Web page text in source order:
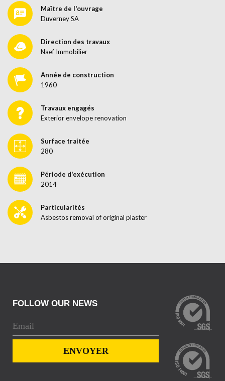
Maître de l'ouvrage
Duverney SA
Direction des travaux
Naef Immobilier
Année de construction
1960
Travaux engagés
Exterior envelope renovation
Surface traitée
280
Période d'exécution
2014
Particularités
Asbestos removal of original plaster
FOLLOW OUR NEWS